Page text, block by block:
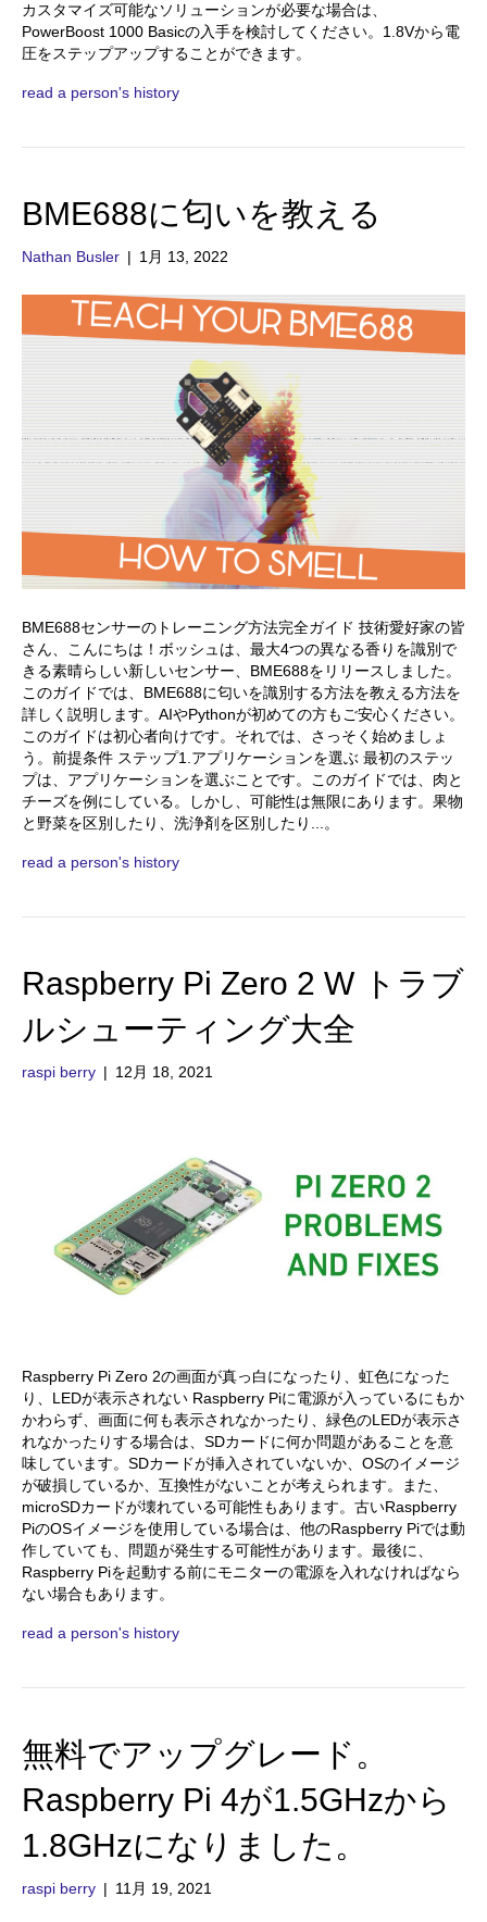
カスタマイズ可能なソリューションが必要な場合は、
PowerBoost 1000 Basicの入手を検討してください。1.8Vから電
圧をステップアップすることができます。
read a person's history
BME688に匂いを教える
Nathan Busler | 1月 13, 2022
BME688センサーのトレーニング方法完全ガイド 技術愛好家の皆
さん、こんにちは！ボッシュは、最大4つの異なる香りを識別で
きる素晴らしい新しいセンサー、BME688をリリースしました。
このガイドでは、BME688に匂いを識別する方法を教える方法を
詳しく説明します。AIやPythonが初めての方もご安心ください。
このガイドは初心者向けです。それでは、さっそく始めましょ
う。前提条件 ステップ1.アプリケーションを選ぶ 最初のステッ
プは、アプリケーションを選ぶことです。このガイドでは、肉と
チーズを例にしている。しかし、可能性は無限にあります。果物
と野菜を区別したり、洗浄剤を区別したり...。
read a person's history
Raspberry Pi Zero 2 W トラブ
ルシューティング大全
raspi berry | 12月 18, 2021
Raspberry Pi Zero 2の画面が真っ白になったり、虹色になった
り、LEDが表示されない Raspberry Piに電源が入っているにもか
かわらず、画面に何も表示されなかったり、緑色のLEDが表示さ
れなかったりする場合は、SDカードに何か問題があることを意
味しています。SDカードが挿入されていないか、OSのイメージ
が破損しているか、互換性がないことが考えられます。また、
microSDカードが壊れている可能性もあります。古いRaspberry
PiのOSイメージを使用している場合は、他のRaspberry Piでは動
作していても、問題が発生する可能性があります。最後に、
Raspberry Piを起動する前にモニターの電源を入れなければなら
ない場合もあります。
read a person's history
無料でアップグレード。
Raspberry Pi 4が1.5GHzから
1.8GHzになりました。
raspi berry | 11月 19, 2021